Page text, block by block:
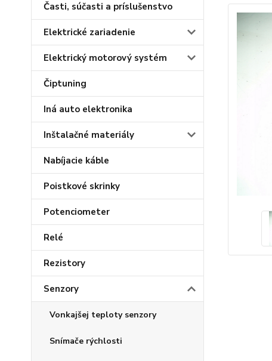
Časti, súčasti a príslušenstvo
Elektrické zariadenie
Elektrický motorový systém
Čiptuning
Iná auto elektronika
Inštalačné materiály
Nabíjacie káble
Poistkové skrinky
Potenciometer
Relé
Rezistory
Senzory
Vonkajšej teploty senzory
Snímače rýchlosti